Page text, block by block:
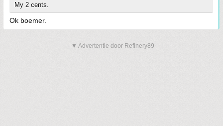
My 2 cents.
Ok boemer.
▼ Advertentie door Refinery89